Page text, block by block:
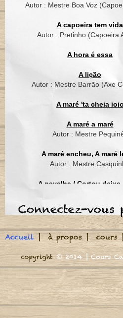
Autor : Mestre Boa Voz
A capoeira tem vida
Autor : Pretinho (Capoeira
A hora é essa
A lição
Autor : Mestre Barrão (Axe
A maré 'ta cheia ioio
A maré a maré
Autor : Mestre
A maré encheu, A maré
Autor : Mestre
A navalha / Cortou deixa
A roda jà começou
A volta do mundo, é como
Adeus adeus (Boa
Autor : Mestre
Africa se uniu